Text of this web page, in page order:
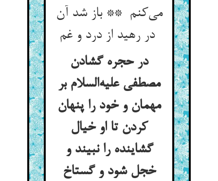
می‌کنم ** باز شد آن
در رهید از درد و غم
در حجره گشادن
مصطفی علیه‌السلام بر
مهمان و خود را پنهان
کردن تا او خیال
گشاینده را نبیند و
خجل شود و گستاخ